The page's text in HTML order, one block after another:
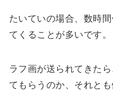
たいていの場合、数時
てくることが多いです。
ラフ画が送られてきた
てもらうのか、それと